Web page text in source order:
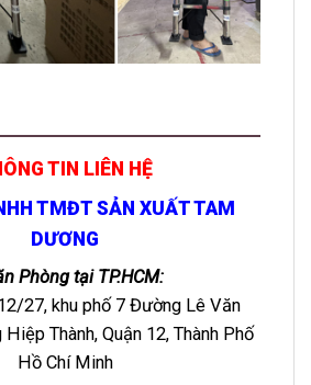
TIN LIÊN HỆ
TMĐT SẢN XUẤT TAM
DƯƠNG
Phòng tại TP.HCM:
27, khu phố 7 Đường Lê Văn
Thành, Quận 12, Thành Phố
Hồ Chí Minh